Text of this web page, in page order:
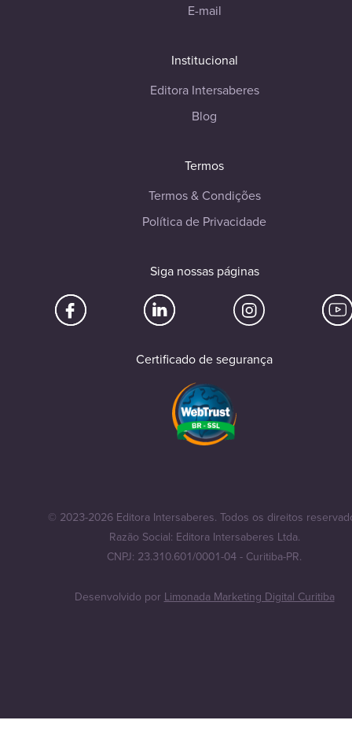
E-mail
Institucional
Editora Intersaberes
Blog
Termos
Termos & Condições
Política de Privacidade
Siga nossas páginas
Certificado de segurança
© 2023-2026 Editora Intersaberes. Todos os direitos
Razão Social: Editora Intersaberes Ltda.
CNPJ: 23.310.601/0001-04 - Curitiba-PR.
Desenvolvido por Limonada Marketing Digital Curitiba